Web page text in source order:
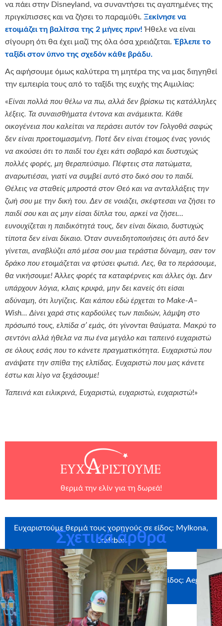
να πάει στην Disneyland, να συναντήσει τις αγαπημένες της
πριγκίπισσες και να ζήσει το παραμύθι. Ξεκίνησε να
ετοιμάζει τη βαλίτσα της 2 μήνες πριν! Ήθελε να είναι
σίγουρη ότι θα έχει μαζί της όλα όσα χρειάζεται. Έβλεπε το
ταξίδι στον ύπνο της σχεδόν κάθε βράδυ.
Ας αφήσουμε όμως καλύτερα τη μητέρα της να μας διηγηθεί
την εμπειρία τους από το ταξίδι της ευχής της Αιμιλίας:
«Είναι πολλά που θέλω να πω, αλλά δεν βρίσκω τις κατάλληλες
λέξεις. Τα συναισθήματα έντονα και ανάμεικτα. Κάθε
οικογένεια που καλείται να περάσει αυτόν τον Γολγοθά σαφώς
δεν είναι προετοιμασμένη. Ποτέ δεν είναι έτοιμος ένας γονιός
να ακούσει ότι το παιδί του έχει κάτι σοβαρό και δυστυχώς
πολλές φορές, μη θεραπεύσιμο. Πέφτεις στα πατώματα,
αναρωτιέσαι, γιατί να συμβεί αυτό στο δικό σου το παιδί.
Θέλεις να σταθείς μπροστά στον Θεό και να ανταλλάξεις την
ζωή σου με την δική του. Δεν σε νοιάζει, σκέφτεσαι να ζήσει το
παιδί σου και ας μην είσαι δίπλα του, αρκεί να ζήσει…
ευνουχίζεται η παιδικότητά τους, δεν είναι δίκαιο, δυστυχώς
τίποτα δεν είναι δίκαιο. Όταν συνειδητοποιήσεις ότι αυτό δεν
γίνεται, αναβλύζει από μέσα σου μια τεράστια δύναμη, σαν τον
δράκο που ετοιμάζεται να φτύσει φωτιά. Λες, θα το περάσουμε,
θα νικήσουμε! Άλλες φορές τα καταφέρνεις και άλλες όχι. Δεν
υπάρχουν λόγια, κλαις κρυφά, μην δει κανείς ότι είσαι
αδύναμη, ότι λυγίζεις. Και κάπου εδώ έρχεται το Make-A–
Wish… Δίνει χαρά στις καρδούλες των παιδιών, λάμψη στο
πρόσωπό τους, ελπίδα σ’ εμάς, ότι γίνονται θαύματα. Μακρύ το
σεντόνι αλλά ήθελα να πω ένα μεγάλο και ταπεινό ευχαριστώ
σε όλους εσάς που το κάνετε πραγματικότητα. Ευχαριστώ που
ανάψατε την σπίθα της ελπίδας. Ευχαριστώ που μας κάνετε
έστω και λίγο να ξεχάσουμε!
Ταπεινά και ειλικρινά, Ευχαριστώ, ευχαριστώ, ευχαριστώ!»
θερμά την ελίνγια τη δωρεά!
Ευχαριστούμε θερμά τους χορηγούς σε είδος: MyIkona,
Craftbox
Ευχαριστούμε θερμά τους υποστηρικτές σε είδος: Aegean
Airlines, Disneyland
Σχετικά άρθρα